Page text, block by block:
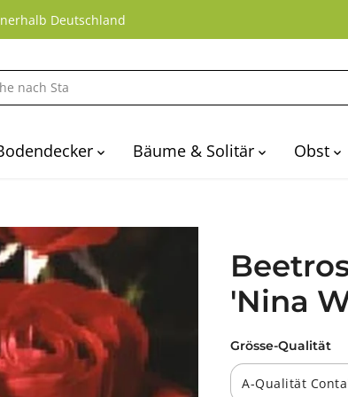
Deutschland
Bäume & Solitär Obst
'Nina
Grösse-Qualität